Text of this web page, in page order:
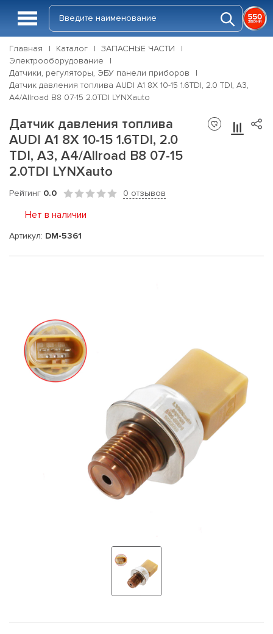
Главная Каталог
ЗАПАСНЫЕ ЧАСТИ
Электрооборудование
Датчики, регуляторы, ЭБУ панели приборов
Датчик давления топлива AUDI A1 8X 10-15 1.6TDI, 2.0 TDI, A3,
A4/Allroad B8 07-15 2.0TDI LYNXauto
Датчик давления топлива
AUDI A1 8X 10-15 1.6TDI, 2.0
TDI, A3, A4/Allroad B8 07-15
2.0TDI LYNXauto
Рейтинг 0.0 0 отзывов
Нет в наличии
Артикул: DM-5361